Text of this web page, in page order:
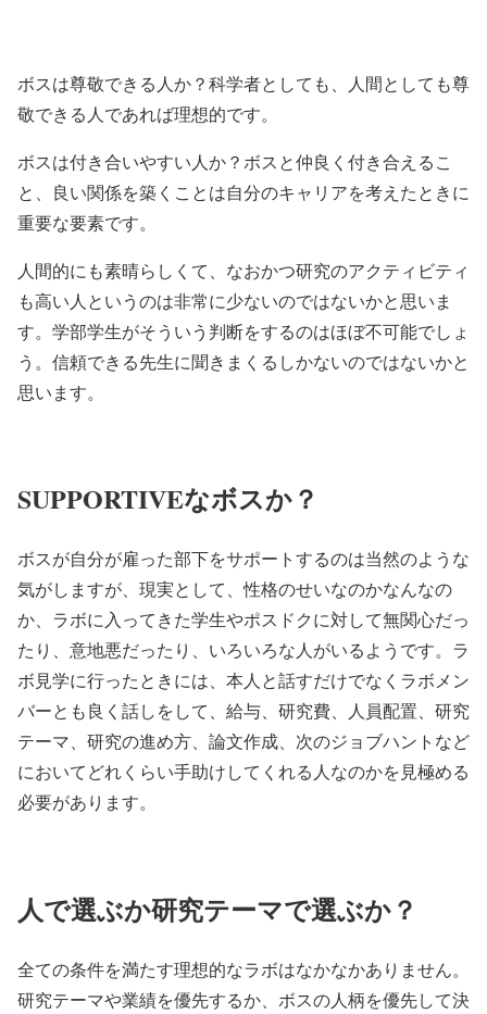
ボスは尊敬できる人か？科学者としても、人間としても尊
敬できる人であれば理想的です。
ボスは付き合いやすい人か？ボスと仲良く付き合えるこ
と、良い関係を築くことは自分のキャリアを考えたときに
重要な要素です。
人間的にも素晴らしくて、なおかつ研究のアクティビティ
も高い人というのは非常に少ないのではないかと思いま
す。学部学生がそういう判断をするのはほぼ不可能でしょ
う。信頼できる先生に聞きまくるしかないのではないかと
思います。
SUPPORTIVEなボスか？
ボスが自分が雇った部下をサポートするのは当然のような
気がしますが、現実として、性格のせいなのかなんなの
か、ラボに入ってきた学生やポスドクに対して無関心だっ
たり、意地悪だったり、いろいろな人がいるようです。ラ
ボ見学に行ったときには、本人と話すだけでなくラボメン
バーとも良く話しをして、給与、研究費、人員配置、研究
テーマ、研究の進め方、論文作成、次のジョブハントなど
においてどれくらい手助けしてくれる人なのかを見極める
必要があります。
人で選ぶか研究テーマで選ぶか？
全ての条件を満たす理想的なラボはなかなかありません。
研究テーマや業績を優先するか、ボスの人柄を優先して決